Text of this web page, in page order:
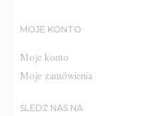
MOJE KONTO
Moje konto
Moje zamówienia
ŚLEDŹ NAS NA